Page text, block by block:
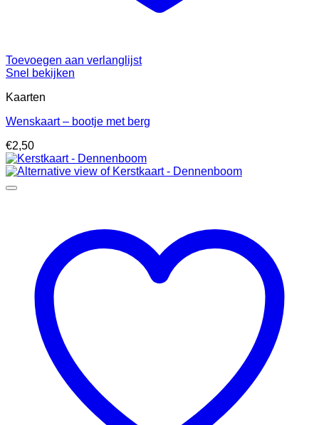
Toevoegen aan verlanglijst
Snel bekijken
Kaarten
Wenskaart – bootje met berg
€2,50